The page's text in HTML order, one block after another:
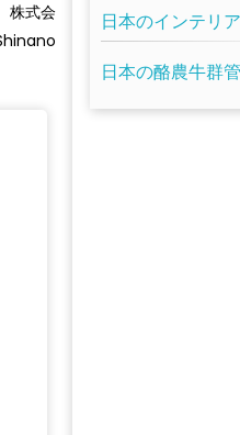
株式会
日本のインテリ
日本の酪農牛群